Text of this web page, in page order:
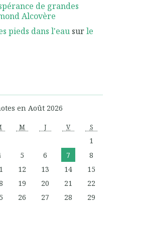
de grandes
Alcovère
pieds dans l'eau surle
en Août 2026
M J V S
1
5 6 7
8
12 13 14
15
19 20 21
22
26 27 28
29